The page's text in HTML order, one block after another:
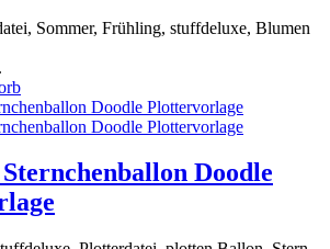
Sommer, Frühling, stuffdeluxe, Blumen
Doodle